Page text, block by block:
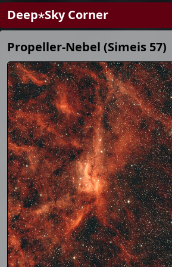
Deep⋆Sky Corner
Propeller-Nebel (Simeis 57)